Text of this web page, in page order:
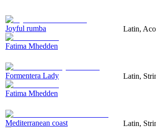
Joyful rumba
Fatima Mhedden
Latin,
Formentera Lady
Fatima Mhedden
Latin,
Mediterranean coast Latin,